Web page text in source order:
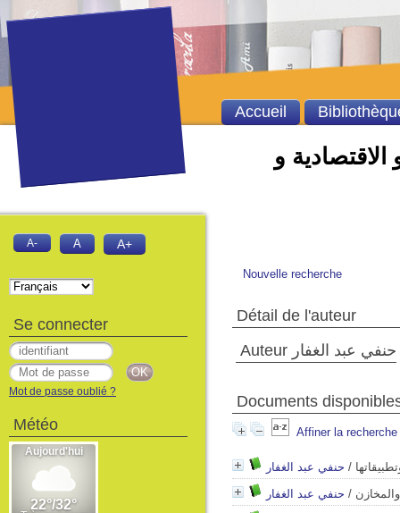
الاقتصادية و
Nouvelle recherche
Détail de l'auteur
Auteur حنفي عبد الغفار
Documents
Affiner la recherche
/ حنفي عبد الغفار
/ حنفي عبد الغفار
Accueil
A- A A+
Se connecter
Mot de passe oublié ?
Météo